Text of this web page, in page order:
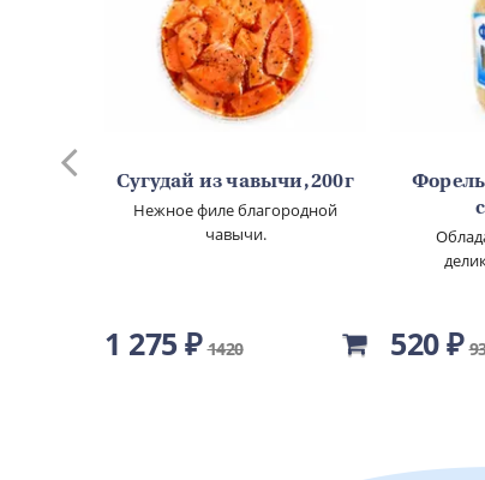
Сугудай из чавычи, 200г
Нежное филе благородной
чавычи.
1 275 ₽ 1420 520 ₽